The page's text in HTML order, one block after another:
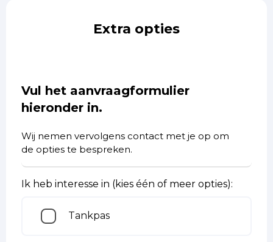
Extra opties
Vul het aanvraagformulier
hieronder in.
Wij nemen vervolgens contact met je op om
de opties te bespreken.
Ik heb interesse in (kies één of meer opties):
Tankpas